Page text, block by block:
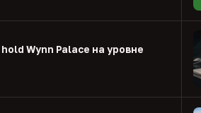
Wynn Palace на уровне